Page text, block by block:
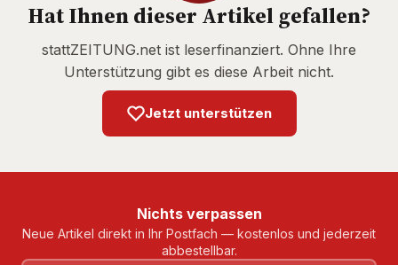
Hat Ihnen dieser Artikel gefallen?
stattZEITUNG.net ist leserfinanziert. Ohne Ihre
Unterstützung gibt es diese Arbeit nicht.
Jetzt unterstützen
Nichts verpassen
Neue Artikel direkt in Ihr Postfach — kostenlos und jederzeit
abbestellbar.